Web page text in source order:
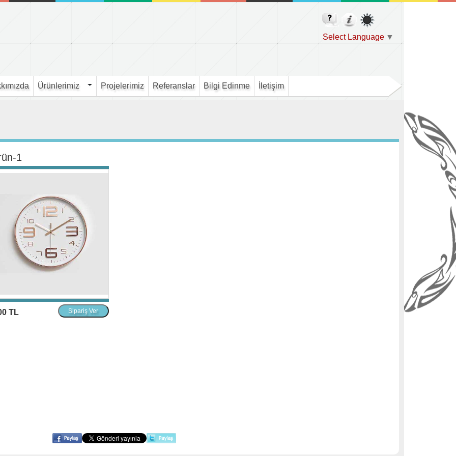
Select Language ▼
Ürünlerimiz Projelerimiz Referanslar Bilgi Edinme İletişim
1
TL